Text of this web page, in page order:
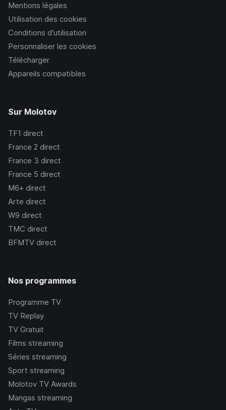
Mentions légales
Utilisation des cookies
Conditions d’utilisation
Personnaliser les cookies
Télécharger
Appareils compatibles
Sur Molotov
TF1 direct
France 2 direct
France 3 direct
France 5 direct
M6+ direct
Arte direct
W9 direct
TMC direct
BFMTV direct
Nos programmes
Programme TV
TV Replay
TV Gratuit
Films streaming
Séries streaming
Sport streaming
Molotov TV Awards
Mangas streaming